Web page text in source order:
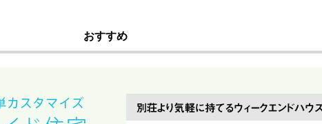
おすすめ